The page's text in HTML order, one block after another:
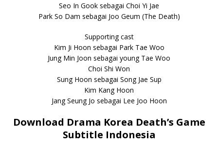
Seo In Gook sebagai Choi Yi Jae
Park So Dam sebagai Joo Geum (The Death)
Supporting cast
Kim Ji Hoon sebagai Park Tae Woo
Jung Min Joon sebagai young Tae Woo
Choi Shi Won
Sung Hoon sebagai Song Jae Sup
Kim Kang Hoon
Jang Seung Jo sebagai Lee Joo Hoon
Download Drama Korea Death’s Game
Subtitle Indonesia